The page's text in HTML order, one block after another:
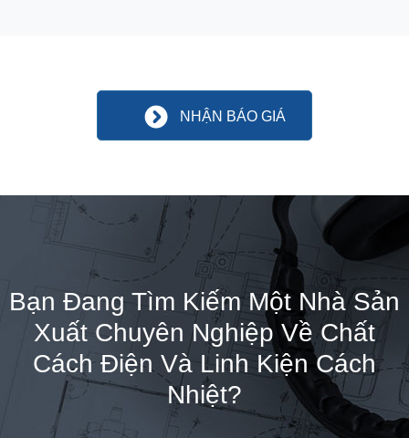
NHẬN BÁO GIÁ
Bạn Đang Tìm Kiếm Một Nhà Sản
Xuất Chuyên Nghiệp Về Chất
Cách Điện Và Linh Kiện Cách
Nhiệt?